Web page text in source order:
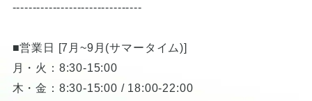
--------------------------------
■営業日 [7月~9月(サマータイム)]
月・火：8:30-15:00
木・金：8:30-15:00 / 18:00-22:00